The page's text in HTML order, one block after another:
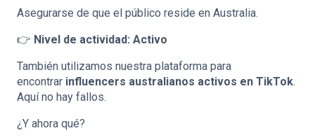
Asegurarse de que el público reside en Australia.
👉 Nivel de actividad: Activo
También utilizamos nuestra plataforma para
encontrar influencers australianos activos en TikTok.
Aquí no hay fallos.
¿Y ahora qué?